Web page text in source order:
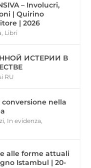
– Involucri,
| Quirino
| 2026
, Libri
ИСТЕРИИ В
RU
nella
, In evidenza,
alle forme attuali
Istambul | 20-